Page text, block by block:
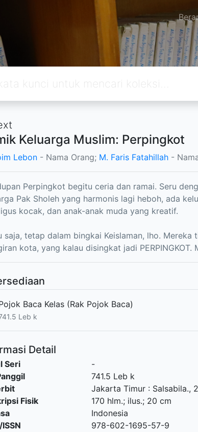
Keluarga Muslim: Perpingkot
Lebon - Nama Orang; M. Faris Fatahillah -
Perpingkot begitu ceria dan ramai. Seru
Pak Sholeh yang harmonis lagi heboh, ada
kocak, dan anak-anak muda yang kreatif.
saja, tetap dalam bingkai Keislaman, lho.
kota, yang kalau disingkat jadi PERPINGKOT.
Baca Kelas (Rak Pojok Baca)
Leb k
Detail
Seri
-
741.5 Leb k
Jakarta Timur: Salsabila.,
Fisik
170 hlm.; ilus.; 20 cm
Indonesia
978-602-1695-57-9